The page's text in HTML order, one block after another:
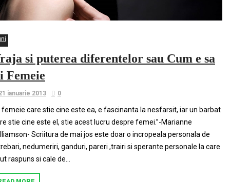
si puterea diferentelor sau Cum e sa
Femeie
ianuarie 2013 0
femeie care stie cine este ea, e fascinanta la nesfarsit, iar un barbat
stie cine este el, stie acest lucru despre femei.”-Marianne
Scriitura de mai jos este doar o incropeala personala de
nedumeriri, ganduri, pareri ,trairi si sperante personale la care
raspuns si cale de...